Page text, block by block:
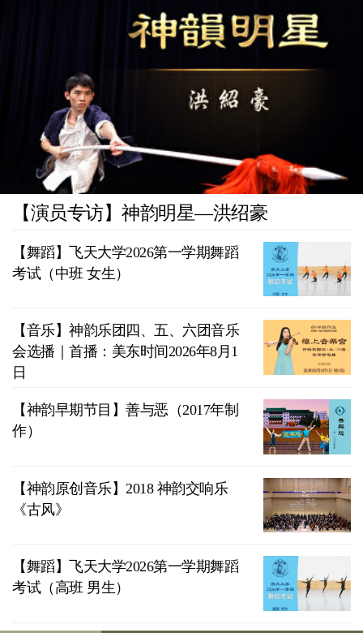
【演员专访】神韵明星—洪绍豪
【舞蹈】飞天大学2026第一学期舞蹈
考试（中班 女生）
【音乐】神韵乐团四、五、六团音乐
会选播｜首播：美东时间2026年8月1
日
【神韵早期节目】善与恶（2017年制
作）
【神韵原创音乐】2018 神韵交响乐
《古风》
【舞蹈】飞天大学2026第一学期舞蹈
考试（高班 男生）